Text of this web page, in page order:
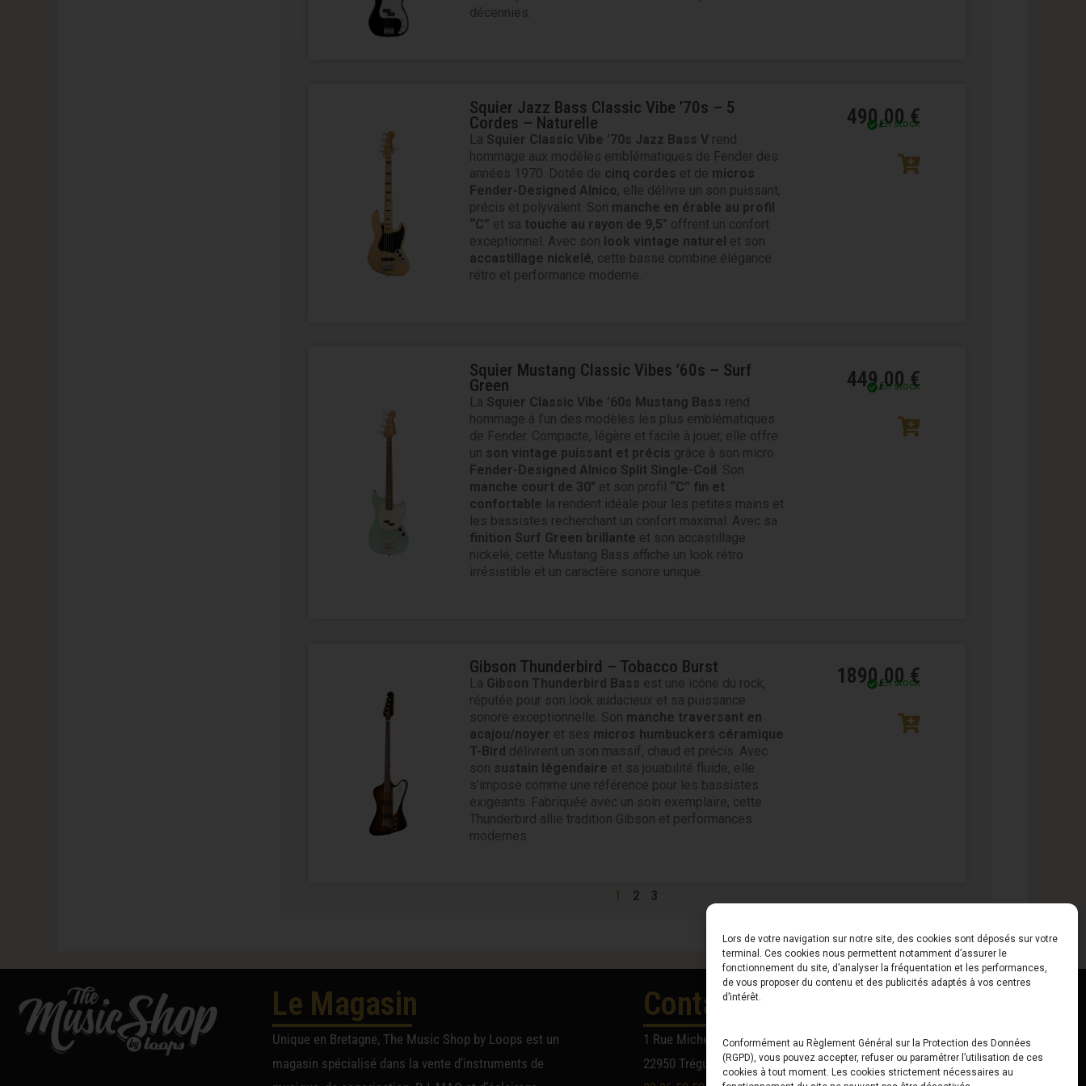
Lors de votre navigation sur notre site, des cookies sont déposés sur votre
terminal. Ces cookies nous permettent notamment d’assurer le
fonctionnement du site, d’analyser la fréquentation et les performances,
de vous proposer du contenu et des publicités adaptés à vos centres
d’intérêt.
Conformément au Règlement Général sur la Protection des Données
(RGPD), vous pouvez accepter, refuser ou paramétrer l’utilisation de ces
cookies à tout moment. Les cookies strictement nécessaires au
décennies.
Squier Jazz Bass Classic Vibe ’70s – 5
Cordes – Naturelle
La Squier Classic Vibe ’70s Jazz Bass Vrend
hommage aux modèles emblématiques de Fender des
années 1970. Dotée de cinq cordes et de micros
Fender-Designed Alnico, elle délivre un son puissant,
précis et polyvalent. Son manche en érable au profil
“C” et sa touche au rayon de 9,5″ offrent un confort
exceptionnel. Avec son look vintage naturel et son
accastillage nickelé, cette basse combine élégance
rétro et performance moderne.
490,00€
En stock
Squier Mustang Classic Vibes ’60s – Surf
Green
La Squier Classic Vibe ’60s Mustang Bass rend
hommage à l’un des modèles les plus emblématiques
de Fender. Compacte, légère et facile à jouer, elle offre
un son vintage puissant et précis grâce à son micro
Fender-Designed Alnico Split Single-Coil. Son
manche court de 30″ et son profil “C” fin et
confortable la rendent idéale pour les petites mains et
les bassistes recherchant un confort maximal. Avec sa
finition Surf Green brillante et son accastillage
nickelé, cette Mustang Bass affiche un look rétro
irrésistible et un caractère sonore unique.
449,00€
En stock
Gibson Thunderbird – Tobacco Burst
La Gibson Thunderbird Bass est une icône du rock,
réputée pour son look audacieux et sa puissance
sonore exceptionnelle. Son manche traversant en
acajou/noyer et ses micros humbuckers céramique
T-Bird délivrent un son massif, chaud et précis. Avec
son sustain légendaire et sa jouabilité fluide, elle
s’impose comme une référence pour les bassistes
exigeants. Fabriquée avec un soin exemplaire, cette
Thunderbird allie tradition Gibson et performances
modernes.
1890,00€
En stock
1 2 3
Le Magasin
Unique en Bretagne, The Music Shop by Loops est un
magasin spécialisé dans la vente d’instruments de
Contact
1 Rue Michel Audiard
22950 Trégueux
Du Lundi au Vendredi
10h00 – 12h30 // 14h00 –